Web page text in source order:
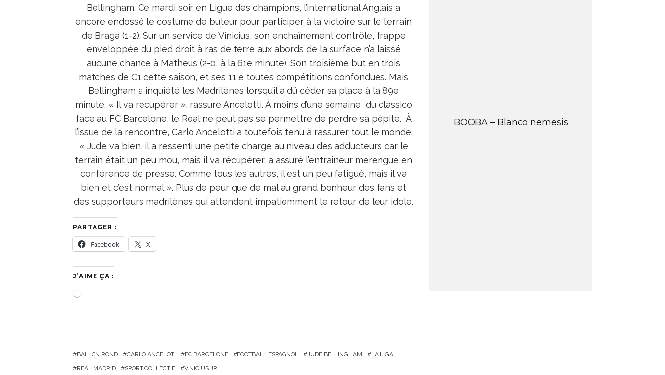
Bellingham. Ce mardi soir en Ligue des champions, l’international Anglais a
encore endossé le costume de buteur pour participer à la victoire sur le terrain
de Braga (1-2). Sur un service de Vinicius, son enchaînement contrôle, frappe
enveloppée du pied droit à ras de terre aux abords de la surface n’a laissé
aucune chance à Matheus (2-0, à la 61e minute). Son troisième but en trois
matches de C1 cette saison, et ses 11 e toutes compétitions confondues. Mais
Bellingham a inquiété les Madrilènes lorsqu’il a dû céder sa place à la 89e
minute. « Il va récupérer », rassure Ancelotti. À moins d’une semaine du classico
face au FC Barcelone, le Real ne peut pas se permettre de perdre sa pépite. À
l’issue de la rencontre, Carlo Ancelotti a toutefois tenu à rassurer tout le monde.
« Jude va bien, il a ressenti une petite charge au niveau des adducteurs car le
terrain était un peu mou, mais il va récupérer, a assuré l’entraîneur merengue en
conférence de presse. Comme tous les autres, il est un peu fatigué, mais il va
bien et c’est normal ». Plus de peur que de mal au grand bonheur des fans et
des supporteurs madrilènes qui attendent impatiemment le retour de leur idole.
PARTAGER :
Facebook X
J’AIME ÇA :
BALLON ROND CARLO ANCELOTI FC BARCELONE FOOTBALL ESPAGNOL JUDE BELLINGHAM
LA LIGA
REAL MADRID
SPORT COLLECTIF VINICIUS JR
BOOBA – Blanco nemesis